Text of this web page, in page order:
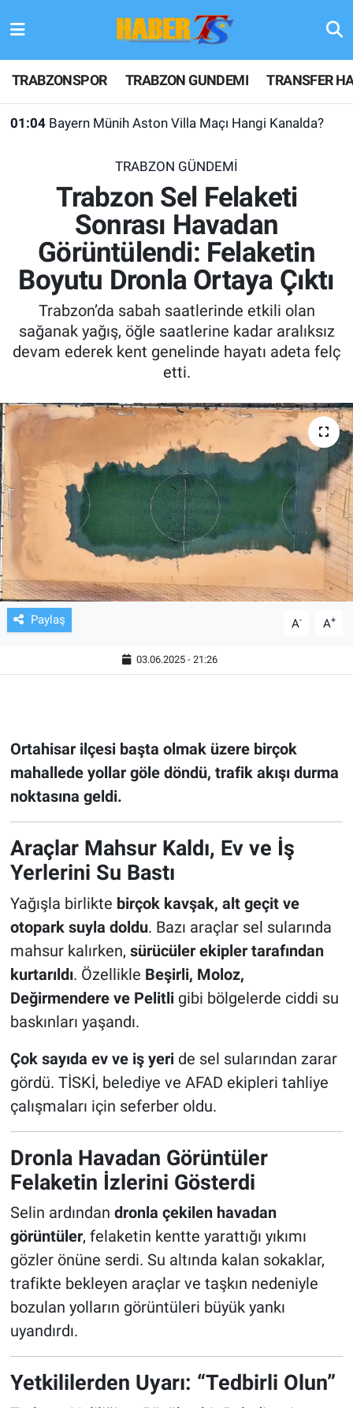
TRABZONSPOR TRABZON GUNDEMI TRANSFER
01:04 Bayern Münih Aston Villa Maçı Hangi Kanalda?
TRABZON GÜNDEMİ
Trabzon Sel Felaketi
Sonrası Havadan
Görüntülendi: Felaketin
Boyutu Dronla Ortaya Çıktı
Trabzon’da sabah saatlerinde etkili olan
sağanak yağış, öğle saatlerine kadar aralıksız
devam ederek kent genelinde hayatı adeta felç
etti.
Paylaş A- A+
03.06.2025 - 21:26
Ortahisar ilçesi başta olmak üzere birçok
mahallede yollar göle döndü, trafik akışı durma
noktasına geldi.
Araçlar Mahsur Kaldı, Ev ve İş
Yerlerini Su Bastı
Yağışla birlikte birçok kavşak, alt geçit ve
otopark suyla doldu. Bazı araçlar sel sularında
mahsur kalırken, sürücüler ekipler tarafından
kurtarıldı. Özellikle Beşirli, Moloz,
Değirmendere ve Pelitligibi bölgelerde ciddi su
baskınları yaşandı.
Çok sayıda ev ve iş yeride sel sularından zarar
gördü. TİSKİ, belediye ve AFAD ekipleri tahliye
çalışmaları için seferber oldu.
Dronla Havadan Görüntüler
Felaketin İzlerini Gösterdi
Selin ardından dronla çekilen havadan
görüntüler, felaketin kentte yarattığı yıkımı
gözler önüne serdi. Su altında kalan sokaklar,
trafikte bekleyen araçlar ve taşkın nedeniyle
bozulan yolların görüntüleri büyük yankı
uyandırdı.
Yetkililerden Uyarı: “Tedbirli Olun”
TRABZONSPOR
TRABZON GUNDEMI
KULİS MEYDANI
1461 TRABZON
FUTBOL
ALT LIGLER
BASKETBOL
SAĞLIK
GENEL
KÜLTÜR SANAT
ASAYİŞ
EKONOMİ
HABERDE İNSAN
POLİTİKA
SPOR
MAGAZİN
Bilim, Teknoloji
Hava Durumu
Trafik Durumu
Son Dakika Haberleri
Haber Arşivi